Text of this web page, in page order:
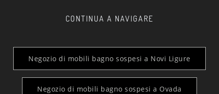
CONTINUA A NAVIGARE
Negozio di mobili bagno sospesi a Novi Ligure
Negozio di mobili bagno sospesi a Ovada